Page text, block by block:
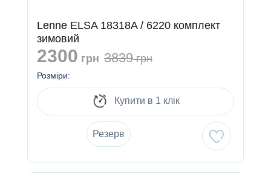
Lenne ELSA 18318A / 6220 комплект
зимовий
2300 грн 3839грн
Розміри:
Купити в 1 клік
Резерв